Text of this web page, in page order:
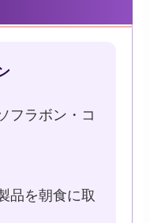
フラボン・コ
品を朝食に取